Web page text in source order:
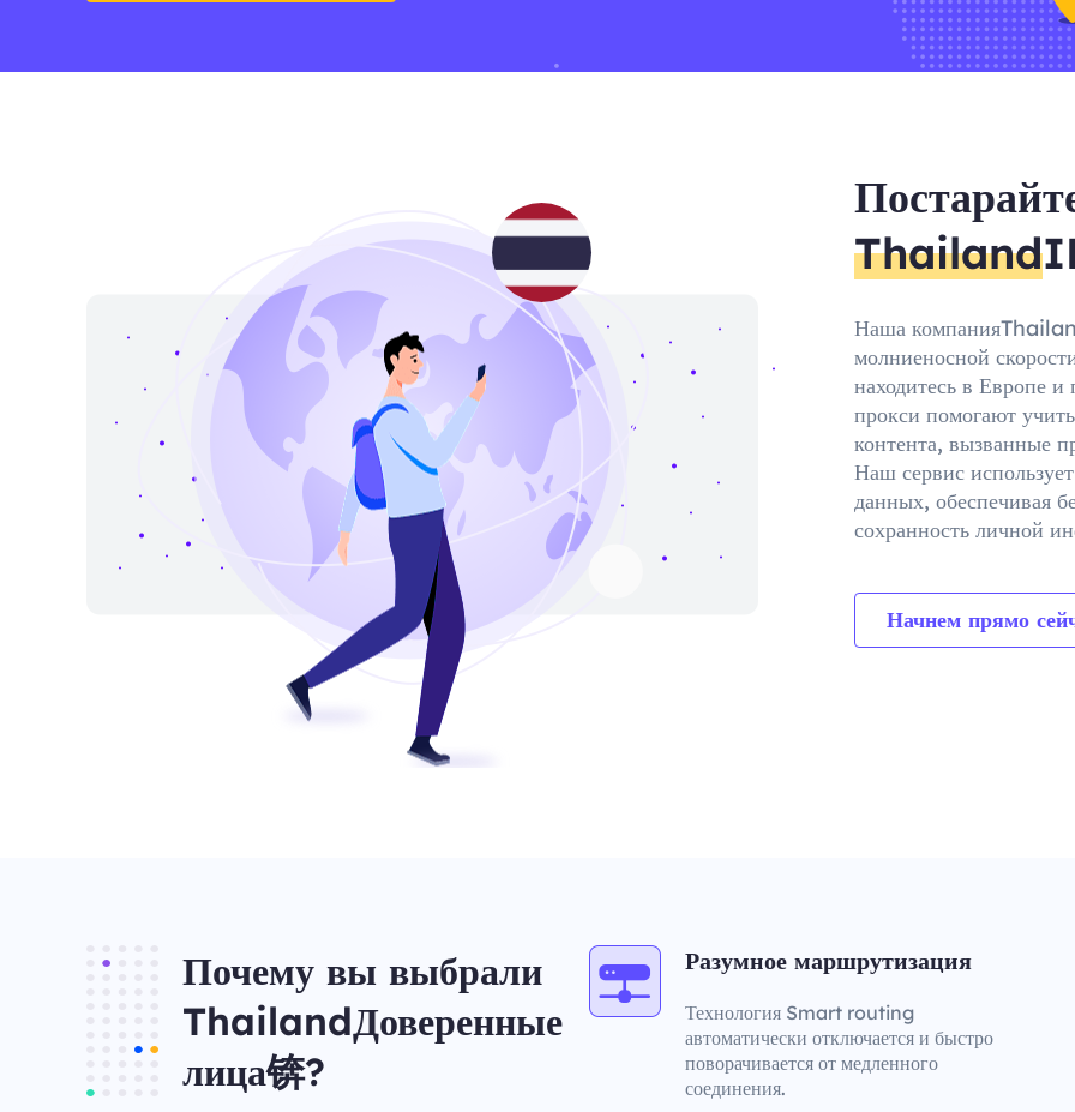
Thailand
Наша
молниеносной
находитесь в Европе
прокси помогают
контента, вызванные
Наш сервис
данных, обеспечивая
сохранность личной
Начнем прямо
Почему вы выбрали
ThailandДоверенные
лица锛?
Разумное маршрутизация
Технология Smart routing
автоматически отключается и быстро
поворачивается от медленного
соединения.